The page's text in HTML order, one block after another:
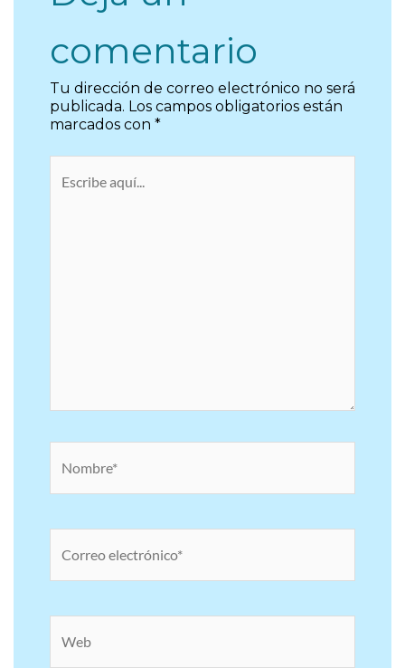
comentario
Tu dirección de correo electrónico no será
publicada. Los campos obligatorios están
marcados con *
electrónico*